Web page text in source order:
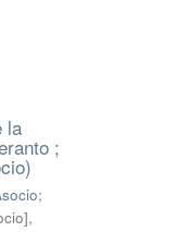
la
;
;